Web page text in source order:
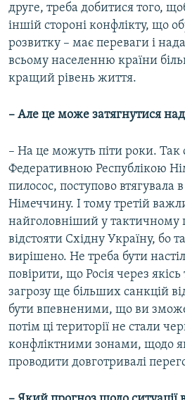
друге, треба добитися того,
іншій стороні конфлікту, що
розвитку – має переваги і
всьому населенню країни
кращий рівень життя.
– Але це може затягнутися
– На це можуть піти роки. Так
Федеративною Республікою
пилосос, поступово втягувала
Німеччину. І тому третій
найголовніший у тактичному
відстояти Східну Україну, бо
вирішено. Не треба бути
повірити, що Росія через
загрозу ще більших санкцій
бути впевненими, що ви
потім ці території не стали
конфліктними зонами, щодо
проводити довготривалі